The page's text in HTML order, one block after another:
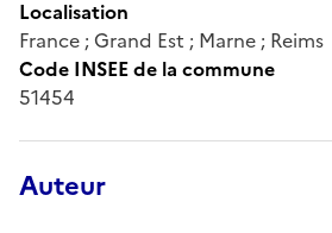
Localisation
France ; Grand Est ; Marne ; Reims
Code INSEE de la commune
51454
Auteur